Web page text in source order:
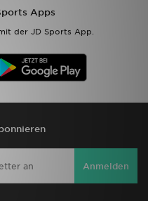
Apps
der JD Sports App.
Anmelden